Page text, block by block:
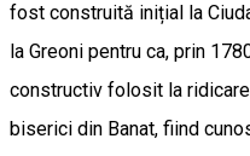
fost construită inițial la
la Greoni pentru ca, prin
constructiv folosit la
biserici din Banat, fiind